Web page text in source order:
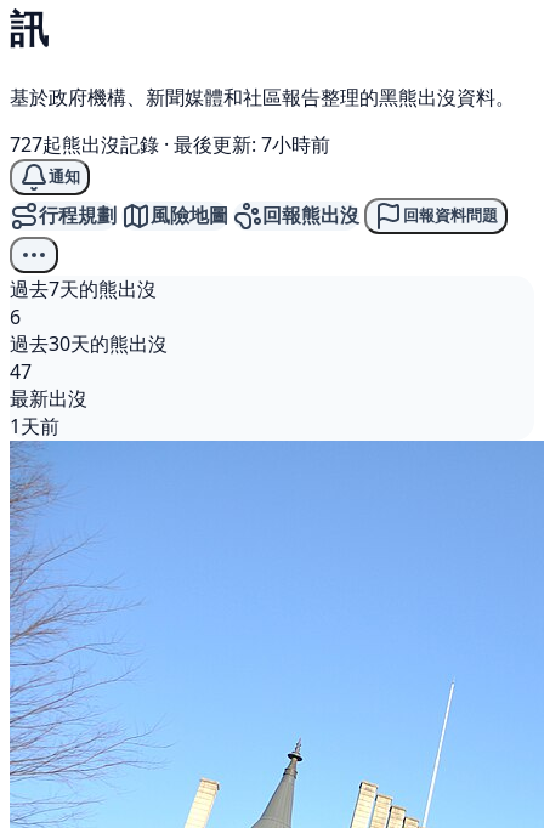
訊
基於政府機構、新聞媒體和社區報告整理的黑熊出沒資料。
727起熊出沒記錄 · 最後更新: 7小時前
通知
行程規劃 風險地圖 回報熊出沒 回報資料問題
過去7天的熊出沒
6
過去30天的熊出沒
47
最新出沒
1天前